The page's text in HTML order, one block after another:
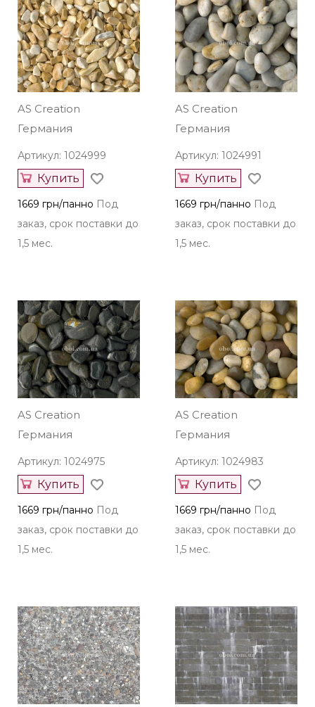
AS Creation
Германия
Артикул: 1024999
Купить
1669 грн/панно Под
заказ, срок поставки до
1,5 мес.
AS Creation
Германия
Артикул: 1024991
Купить
1669 грн/панно Под
заказ, срок поставки до
1,5 мес.
AS Creation
Германия
Артикул: 1024975
Купить
1669 грн/панно Под
заказ, срок поставки до
1,5 мес.
AS Creation
Германия
Артикул: 1024983
Купить
1669 грн/панно Под
заказ, срок поставки до
1,5 мес.